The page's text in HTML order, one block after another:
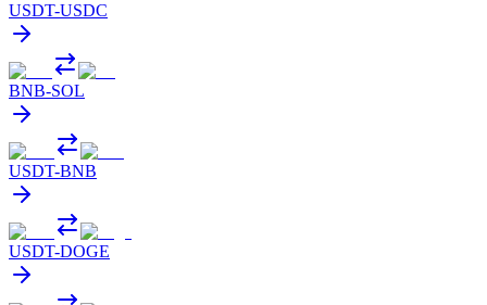
USDT-USDC
BNB-SOL
USDT-BNB
USDT-DOGE